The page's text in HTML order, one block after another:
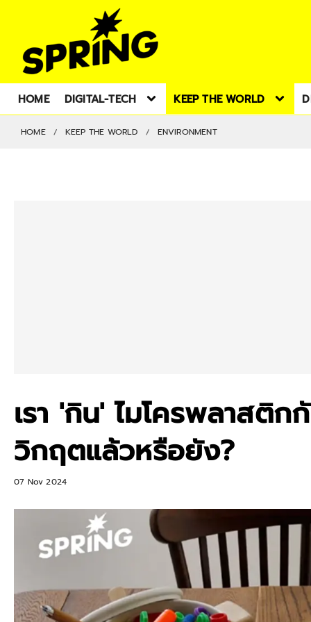
HOME DIGITAL-TECH KEEP THE WORLD
HOME KEEP THE WORLD ENVIRONMENT
เรา 'กิน' ไมโครพลาสติ
วิกฤตแล้วหรือยัง?
07 Nov 2024